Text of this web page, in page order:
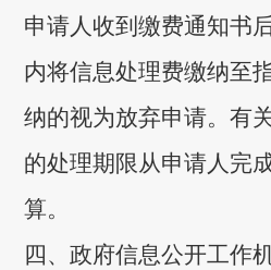
申请人收到缴费通知书
内将信息处理费缴纳至
纳的视为放弃申请。有
的处理期限从申请人完
算。
四、政府信息公开工作